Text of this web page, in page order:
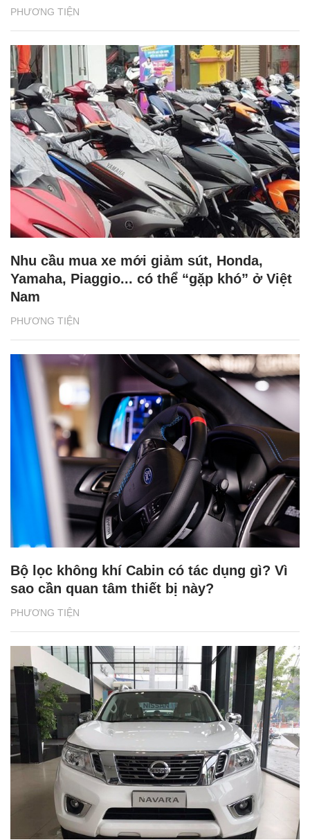
PHƯƠNG TIỆN
PHƯƠNG TIỆN
Nhu cầu mua xe mới giảm sút, Honda,
Yamaha, Piaggio... có thể “gặp khó” ở Việt
Nam
PHƯƠNG TIỆN
Bộ lọc không khí Cabin có tác dụng gì? Vì
sao cần quan tâm thiết bị này?